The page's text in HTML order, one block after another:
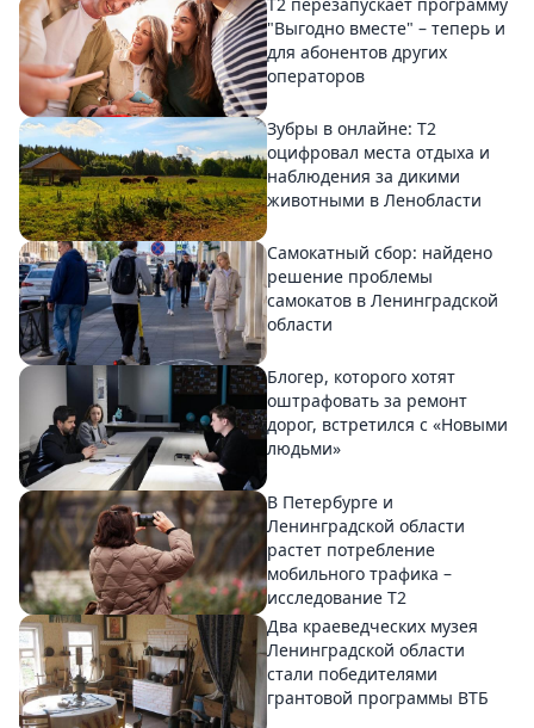
"Выгодно вместе" – теперь и
для абонентов других
операторов
Зубры в онлайне: Т2
оцифровал места отдыха и
наблюдения за дикими
животными в Ленобласти
Самокатный сбор: найдено
решение проблемы
самокатов в Ленинградской
области
Блогер, которого хотят
оштрафовать за ремонт
дорог, встретился с «Новыми
людьми»
В Петербурге и
Ленинградской области
растет потребление
мобильного трафика –
исследование T2
Два краеведческих музея
Ленинградской области
стали победителями
грантовой программы ВТБ